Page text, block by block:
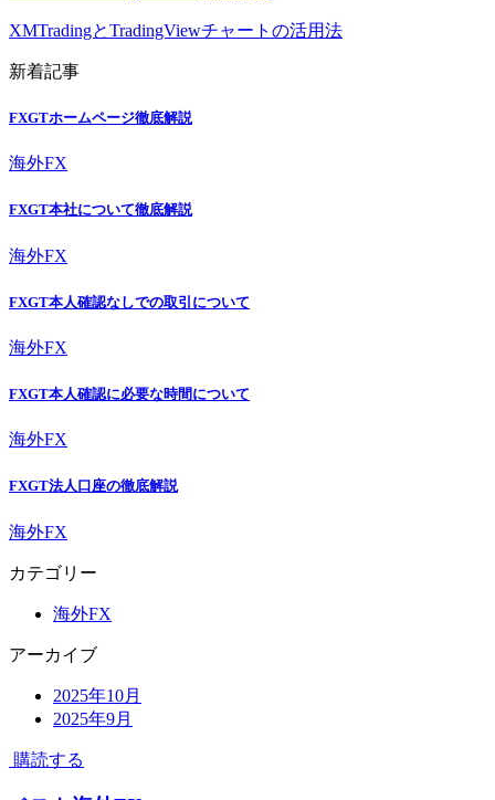
XMTradingとTradingViewチャートの活用法
新着記事
FXGTホームページ徹底解説
海外FX
FXGT本社について徹底解説
海外FX
FXGT本人確認なしでの取引について
海外FX
FXGT本人確認に必要な時間について
海外FX
FXGT法人口座の徹底解説
海外FX
カテゴリー
海外FX
アーカイブ
2025年10月
2025年9月
購読する